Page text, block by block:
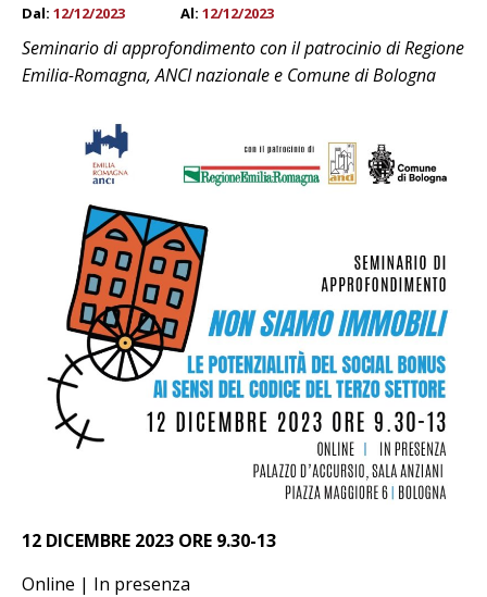
Dal: 12/12/2023 Al: 12/12/2023
Seminario di approfondimento con il patrocinio di Regione
Emilia-Romagna, ANCI nazionale e Comune di Bologna
12 DICEMBRE 2023 ORE 9.30-13
Online | In presenza